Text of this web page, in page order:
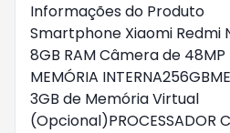
Informações do Produto
Smartphone Xiaomi Redmi
8GB RAM Câmera de 48MP
MEMÓRIA
3GB de Memória Virtual
(Opcional)PROCESSADOR